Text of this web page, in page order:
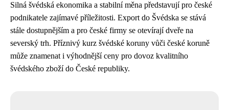
Silná švédská ekonomika a stabilní měna představují pro české
podnikatele zajímavé příležitosti. Export do Švédska se stává
stále dostupnějším a pro české firmy se otevírají dveře na
severský trh. Příznivý kurz švédské koruny vůči české koruně
může znamenat i výhodnější ceny pro dovoz kvalitního
švédského zboží do České republiky.